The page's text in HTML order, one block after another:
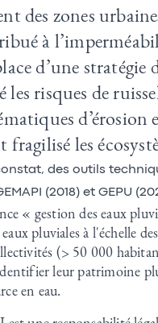
des zones
à
d’une
les risques de
fragilisé les
des outils
(2018) et GEPU
« gestion des eaux
pluviales à l'échelle
(> 50 000
leur patrimoine
en eau.